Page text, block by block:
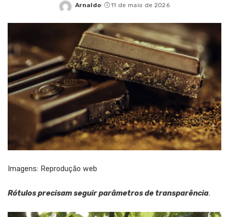
Posted
Arnaldo 11 de maio de 2026
Imagens: Reprodução web
Rótulos precisam seguir parâmetros de transparência.